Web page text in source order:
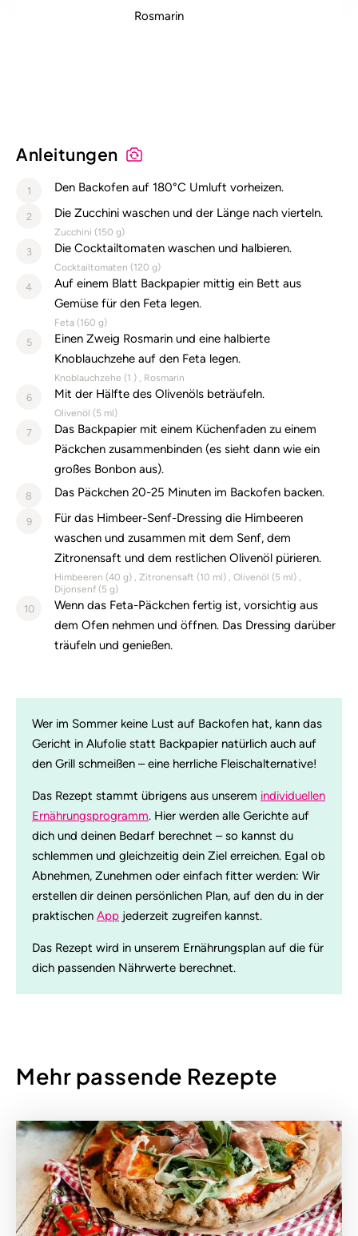
Rosmarin
Anleitungen
1 Den Backofen auf 180°C Umluft vorheizen.
2 Die Zucchini waschen und der Länge nach vierteln.
Zucchini (150 g)
3 Die Cocktailtomaten waschen und halbieren.
Cocktailtomaten (120 g)
4
Auf einem Blatt Backpapier mittig ein Bett aus
Gemüse für den Feta legen.
Feta (160 g)
5
Einen Zweig Rosmarin und eine halbierte
Knoblauchzehe auf den Feta legen.
Knoblauchzehe (1 ) Rosmarin
6 Mit der Hälfte des Olivenöls beträufeln.
Olivenöl (5 ml)
7
Das Backpapier mit einem Küchenfaden zu einem
Päckchen zusammenbinden (es sieht dann wie ein
großes Bonbon aus).
8 Das Päckchen 20-25 Minuten im Backofen backen.
9
Für das Himbeer-Senf-Dressing die Himbeeren
waschen und zusammen mit dem Senf, dem
Zitronensaft und dem restlichen Olivenöl pürieren.
Himbeeren (40 g) Zitronensaft (10 ml) Olivenöl (5 ml)
Dijonsenf (5 g)
10
Wenn das Feta-Päckchen fertig ist, vorsichtig aus
dem Ofen nehmen und öffnen. Das Dressing darüber
träufeln und genießen.
Wer im Sommer keine Lust auf Backofen hat, kann das
Gericht in Alufolie statt Backpapier natürlich auch auf
den Grill schmeißen – eine herrliche Fleischalternative!
Das Rezept stammt übrigens aus unserem individuellen
Ernährungsprogramm. Hier werden alle Gerichte auf
dich und deinen Bedarf berechnet – so kannst du
schlemmen und gleichzeitig dein Ziel erreichen. Egal ob
Abnehmen, Zunehmen oder einfach fitter werden: Wir
erstellen dir deinen persönlichen Plan, auf den du in der
praktischen App jederzeit zugreifen kannst.
Das Rezept wird in unserem Ernährungsplan auf die für
dich passenden Nährwerte berechnet.
Mehr passende Rezepte